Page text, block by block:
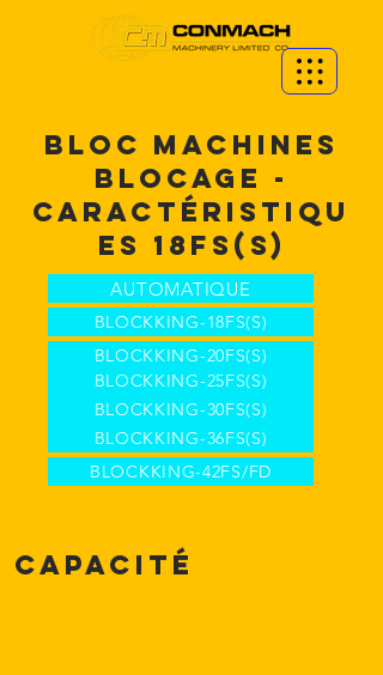
BLOC MACHINES
BLOCAGE -
CARACTÉRISTIQU
ES 18FS(S)
AUTOMATIQUE
BLOCKKING-18FS(S)
BLOCKKING-20FS(S)
BLOCKKING-25FS(S)
BLOCKKING-30FS(S)
BLOCKKING-36FS(S)
BLOCKKING-42FS/FD
Capacité